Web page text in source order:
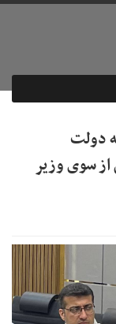
دولت
سوی وزیر